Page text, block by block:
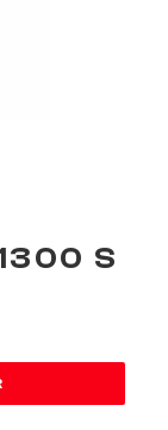
S